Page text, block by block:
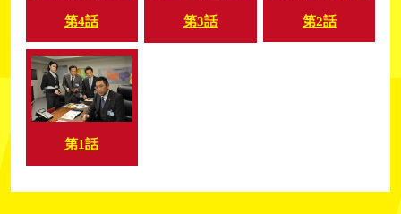
第4話 第3話 第2話
第1話